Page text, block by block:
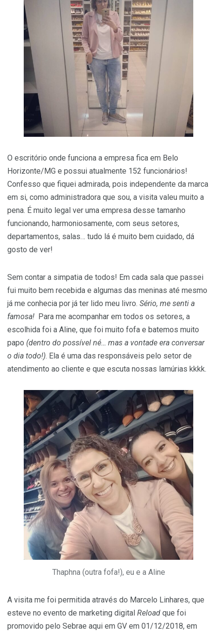
O escritório onde funciona a empresa fica em Belo
Horizonte/MG e possui atualmente 152 funcionários!
Confesso que fiquei admirada, pois independente da marca
em si, como administradora que sou, a visita valeu muito a
pena. É muito legal ver uma empresa desse tamanho
funcionando, harmoniosamente, com seus setores,
departamentos, salas… tudo lá é muito bem cuidado, dá
gosto de ver!
Sem contar a simpatia de todos! Em cada sala que passei
fui muito bem recebida e algumas das meninas até mesmo
já me conhecia por já ter lido meu livro. Sério, me senti a
famosa! Para me acompanhar em todos os setores, a
escolhida foi a Aline, que foi muito fofa e batemos muito
papo (dentro do possível né… mas a vontade era conversar
o dia todo!). Ela é uma das responsáveis pelo setor de
atendimento ao cliente e que escuta nossas lamúrias kkkk.
Thaphna (outra fofa!), eu e a Aline
A visita me foi permitida através do Marcelo Linhares, que
esteve no evento de marketing digital Reload que foi
promovido pelo Sebrae aqui em GV em 01/12/2018, em